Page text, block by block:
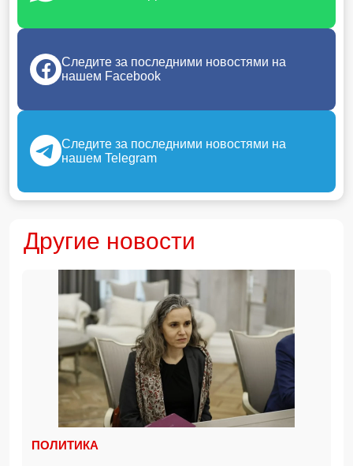
Следите за последними новостями на
нашем Facebook
Следите за последними новостями на
нашем Telegram
Другие новости
ПОЛИТИКА